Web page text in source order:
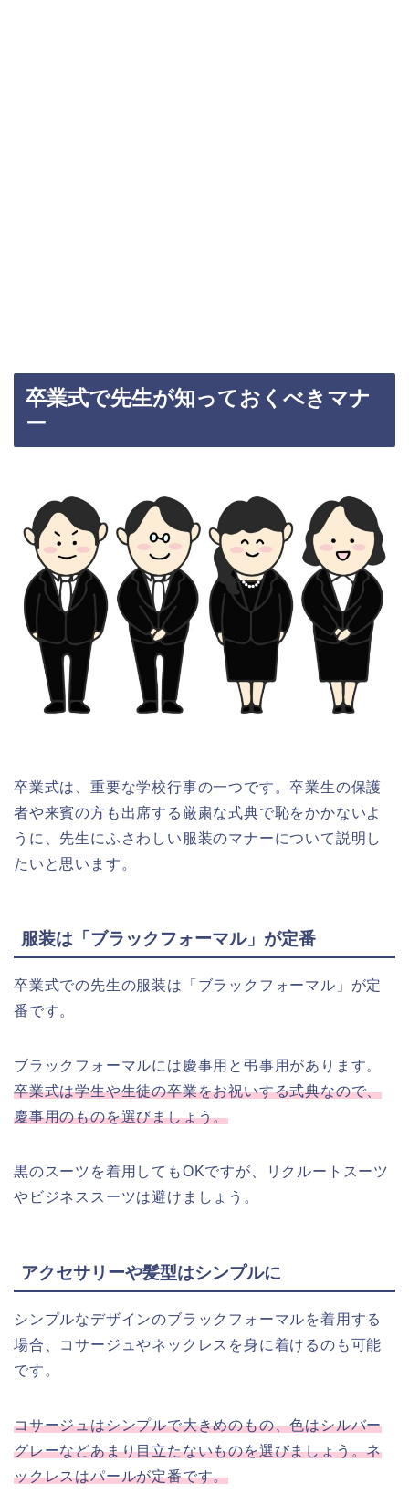
卒業式で先生が知っておくべきマナ
ー
卒業式は、重要な学校行事の一つです。卒業生の保護
者や来賓の方も出席する厳粛な式典で恥をかかないよ
うに、先生にふさわしい服装のマナーについて説明し
たいと思います。
服装は「ブラックフォーマル」が定番
卒業式での先生の服装は「ブラックフォーマル」が定
番です。
ブラックフォーマルには慶事用と弔事用があります。
卒業式は学生や生徒の卒業をお祝いする式典なので、
慶事用のものを選びましょう。
黒のスーツを着用してもOKですが、リクルートスーツ
やビジネススーツは避けましょう。
アクセサリーや髪型はシンプルに
シンプルなデザインのブラックフォーマルを着用する
場合、コサージュやネックレスを身に着けるのも可能
です。
コサージュはシンプルで大きめのもの、色はシルバー
グレーなどあまり目立たないものを選びましょう。ネ
ックレスはパールが定番です。